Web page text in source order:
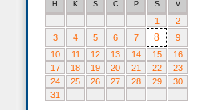
H K S C P S V
1
2
3
4 5 6 7 8
9
10
11 12 13 14 15
16
17
18 19 20 21 22
23
24
25 26 27 28 29
30
31